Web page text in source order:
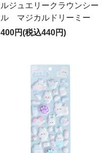
ルジュエリークラウンシー
ル マジカルドリーミー
400円(税込440円)